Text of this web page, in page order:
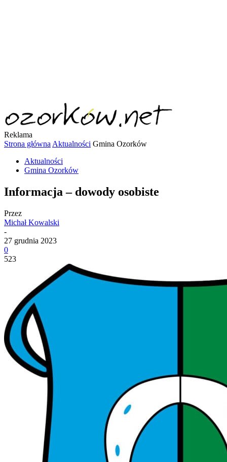
Reklama
Strona główna Aktualności Gmina Ozorków
Aktualności
Gmina Ozorków
Informacja – dowody osobiste
Przez
Michał Kowalski
-
27 grudnia 2023
0
523